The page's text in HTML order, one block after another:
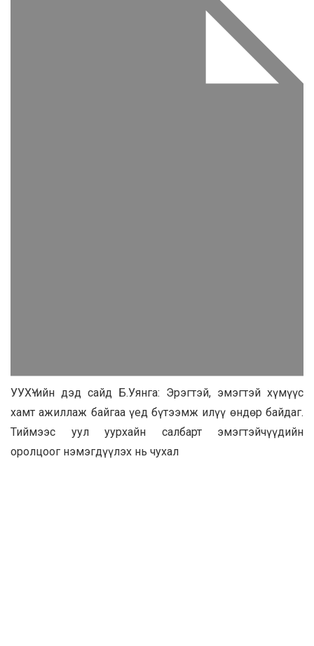
УУХҮ-ийн дэд сайд Б.Уянга: Эрэгтэй, эмэгтэй хүмүүс
хамт ажиллаж байгаа үед бүтээмж илүү өндөр байдаг.
Тиймээс уул уурхайн салбарт эмэгтэйчүүдийн
оролцоог нэмэгдүүлэх нь чухал